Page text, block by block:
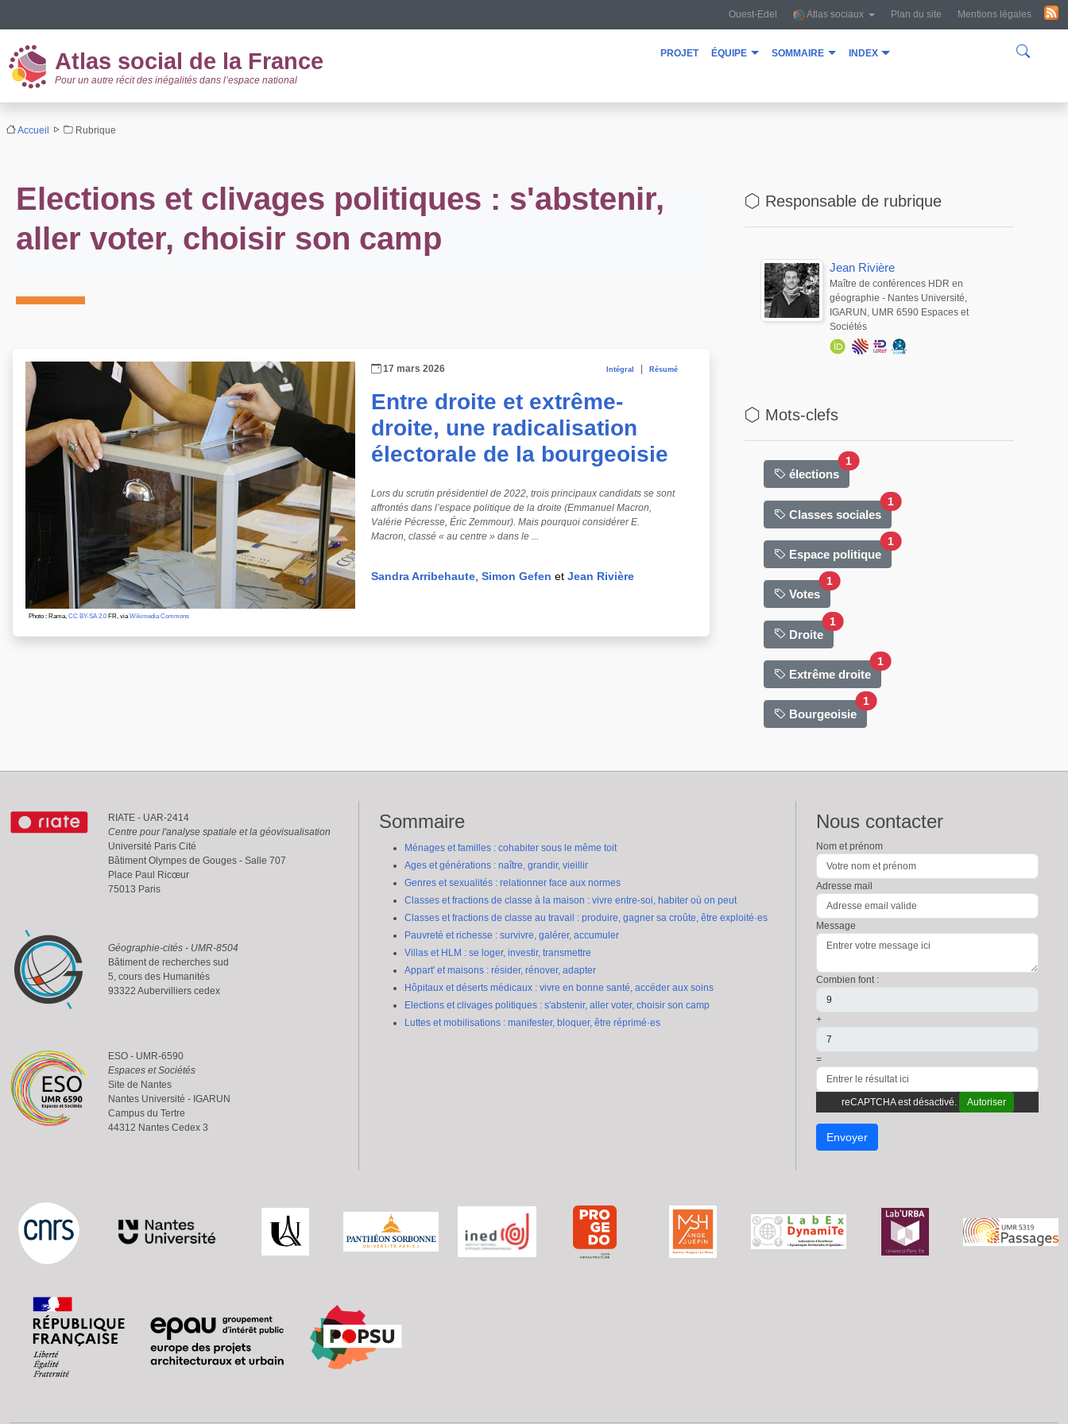
Ouest-Edel Atlas sociaux Plan du site Mentions légales
Atlas social de la France
Pour un autre récit des inégalités dans l’espace national
projet équipe sommaire index
Accueil Rubrique
Elections et clivages politiques : s'abstenir,
aller voter, choisir son camp
Photo : Rama, CC BY-SA 2.0FR, viaWikimedia Commons
17 mars 2026 Intégral Résumé
Entre droite et extrême-
droite, une radicalisation
électorale de la bourgeoisie
Lors du scrutin présidentiel de 2022, trois principaux candidats se sont
affrontés dans l’espace politique de la droite (Emmanuel Macron,
Valérie Pécresse, Éric Zemmour). Mais pourquoi considérer E.
Macron, classé « au centre » dans le ...
Sandra Arribehaute, Simon Gefen et Jean Rivière
Responsable de rubrique
Jean Rivière
Maître de conférences HDR en
géographie - Nantes Université,
IGARUN, UMR 6590 Espaces et
Sociétés
Mots-clefs
élections
1nombre de planches
Classes sociales
1 nombre de planches
Espace politique
1 nombre de planches
Votes
1nombre de planches
Droite
1 nombre de planches
Extrême droite
1 nombre de planches
Bourgeoisie
1 nombre de planches
RIATE - UAR-2414
Centre pour l'analyse spatiale et la géovisualisation
Université Paris Cité
Bâtiment Olympes de Gouges - Salle 707
Place Paul Ricœur
75013 Paris
Géographie-cités - UMR-8504
Bâtiment de recherches sud
5, cours des Humanités
93322 Aubervilliers cedex
ESO - UMR-6590
Espaces et Sociétés
Site de Nantes
Nantes Université - IGARUN
Campus du Tertre
44312 Nantes Cedex 3
Sommaire
Ménages et familles : cohabiter sous le même toit
Ages et générations : naître, grandir, vieillir
Genres et sexualités : relationner face aux normes
Classes et fractions de classe à la maison : vivre entre-soi, habiter où on peut
Classes et fractions de classe au travail : produire, gagner sa croûte, être exploité·es
Pauvreté et richesse : survivre, galérer, accumuler
Villas et HLM : se loger, investir, transmettre
Appart' et maisons : résider, rénover, adapter
Hôpitaux et déserts médicaux : vivre en bonne santé, accéder aux soins
Elections et clivages politiques : s'abstenir, aller voter, choisir son camp
Luttes et mobilisations : manifester, bloquer, être réprimé·es
Nous contacter
Nom et prénom
Adresse mail
Message
Combien font :
+
=
reCAPTCHA est désactivé. Autoriser
Envoyer